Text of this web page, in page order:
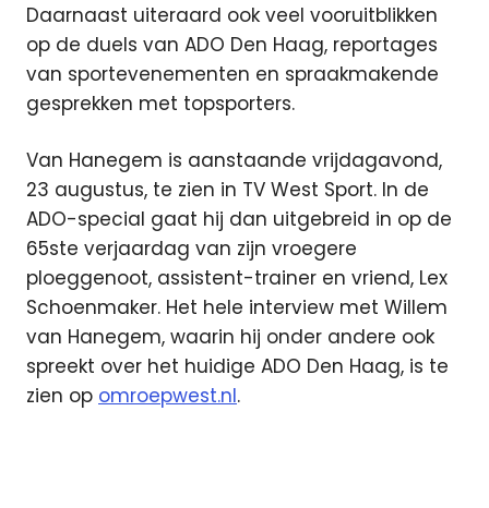
Daarnaast uiteraard ook veel vooruitblikken
op de duels van ADO Den Haag, reportages
van sportevenementen en spraakmakende
gesprekken met topsporters.
Van Hanegem is aanstaande vrijdagavond,
23 augustus, te zien in TV West Sport. In de
ADO-special gaat hij dan uitgebreid in op de
65ste verjaardag van zijn vroegere
ploeggenoot, assistent-trainer en vriend, Lex
Schoenmaker. Het hele interview met Willem
van Hanegem, waarin hij onder andere ook
spreekt over het huidige ADO Den Haag, is te
zien op omroepwest.nl.